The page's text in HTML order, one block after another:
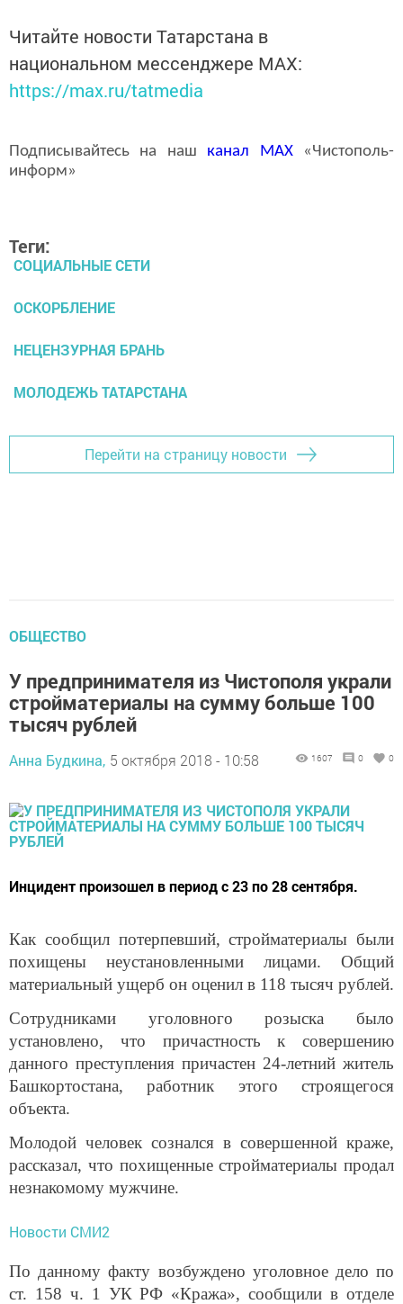
Читайте новости Татарстана в
национальном мессенджере MАХ:
https://max.ru/tatmedia
Подписывайтесь на наш канал MAX«Чистополь-
информ»
Теги:
СОЦИАЛЬНЫЕ СЕТИ
ОСКОРБЛЕНИЕ
НЕЦЕНЗУРНАЯ БРАНЬ
МОЛОДЕЖЬ ТАТАРСТАНА
Перейти на страницу новости
ОБЩЕСТВО
У предпринимателя из Чистополя украли
стройматериалы на сумму больше 100
тысяч рублей
Анна Будкина, 5 октября 2018 - 10:58 1607 0 0
Инцидент произошел в период с 23 по 28 сентября.
Как сообщил потерпевший, стройматериалы были
похищены неустановленными лицами. Общий
материальный ущерб он оценил в 118 тысяч рублей.
Сотрудниками уголовного розыска было
установлено, что причастность к совершению
данного преступления причастен 24-летний житель
Башкортостана, работник этого строящегося
объекта.
Молодой человек сознался в совершенной краже,
рассказал, что похищенные стройматериалы продал
незнакомому мужчине.
Новости СМИ2
По данному факту возбуждено уголовное дело по
ст. 158 ч. 1 УК РФ «Кража», сообщили в отделе